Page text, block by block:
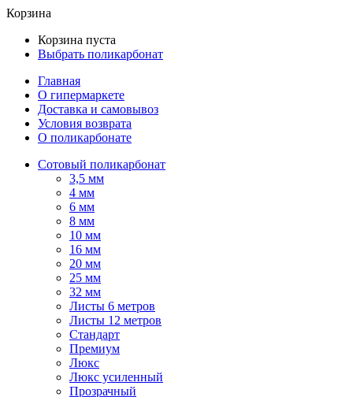
Корзина
Корзина пуста
Выбрать поликарбонат
Главная
О гипермаркете
Доставка и самовывоз
Условия возврата
О поликарбонате
Сотовый поликарбонат
3,5 мм
4 мм
6 мм
8 мм
10 мм
16 мм
20 мм
25 мм
32 мм
Листы 6 метров
Листы 12 метров
Стандарт
Премиум
Люкс
Люкс усиленный
Прозрачный